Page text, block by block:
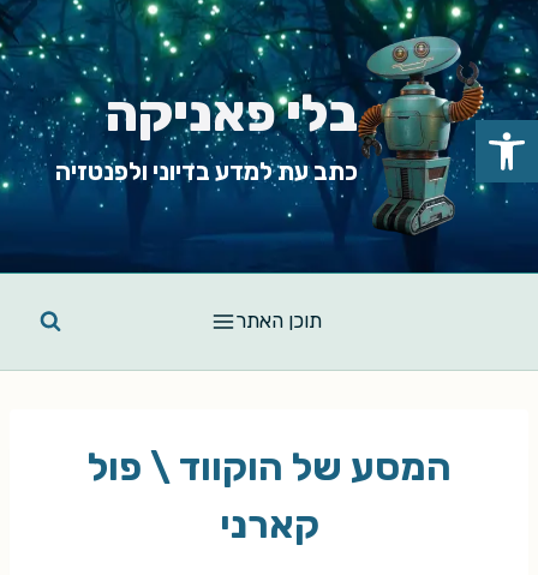
Skip
to
content
בלי פאניקה
כתב עת למדע בדיוני ולפנטזיה
תוכן האתר
המסע של הוקווד \ פול
קארני
פתח סרגל נגישות